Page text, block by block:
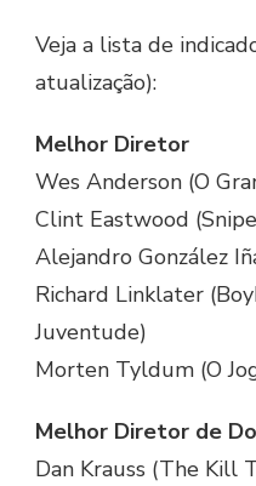
Veja a lista de
atualização):
Melhor Diretor
Wes Anderson (O
Clint Eastwood
Alejandro González
Richard Linklater
Juventude)
Morten Tyldum (O
Melhor Diretor de
Dan Krauss (The Kill